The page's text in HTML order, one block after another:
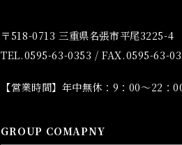
〒518-0713 三重県名張市平尾3225-4
TEL.0595-63-0353 / FAX.0595-63-
【営業時間】年中無休：9：00～22：
GROUP COMAPNY